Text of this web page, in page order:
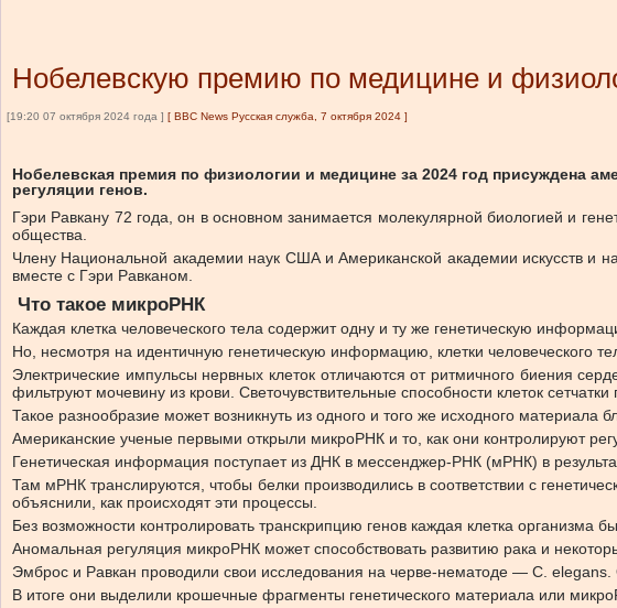
Нобелевскую премию по медицине и
[19:20 07 октября 2024 года ] [ BBC News Русская служба, 7 октября 2024 ]
Нобелевская премия по физиологии и медицине за 2024 год присуждена
регуляции генов.
Гэри Равкану 72 года, он в основном занимается молекулярной биологией и
общества.
Члену Национальной академии наук США и Американской академии искусств и
вместе с Гэри Равканом.
Что такое микроРНК
Каждая клетка человеческого тела содержит одну и ту же генетическую
Но, несмотря на идентичную генетическую информацию, клетки человеческого
Электрические импульсы нервных клеток отличаются от ритмичного биения
фильтруют мочевину из крови. Светочувствительные способности клеток
Такое разнообразие может возникнуть из одного и того же исходного материала
Американские ученые первыми открыли микроРНК и то, как они контролируют
Генетическая информация поступает из ДНК в мессенджер-РНК (мРНК) в
Там мРНК транслируются, чтобы белки производились в соответствии с
объяснили, как происходят эти процессы.
Без возможности контролировать транскрипцию генов каждая клетка
Аномальная регуляция микроРНК может способствовать развитию рака и
Эмброс и Равкан проводили свои исследования на черве-нематоде — C.
В итоге они выделили крошечные фрагменты генетического материала или